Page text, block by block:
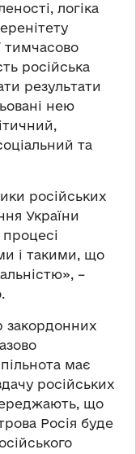
логіка
тимчасово
російська
результати
нею
та
російських
України
і такими, що
–
закордонних
має
російських
що
Росія буде